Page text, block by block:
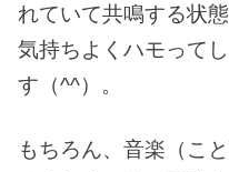
れていて共鳴する状
気持ちよくハモって
す（^^）。
もちろん、音楽（こ